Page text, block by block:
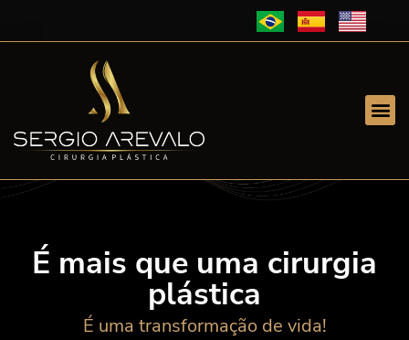
É mais que uma cirurgia
plástica
É uma transformação de vida!